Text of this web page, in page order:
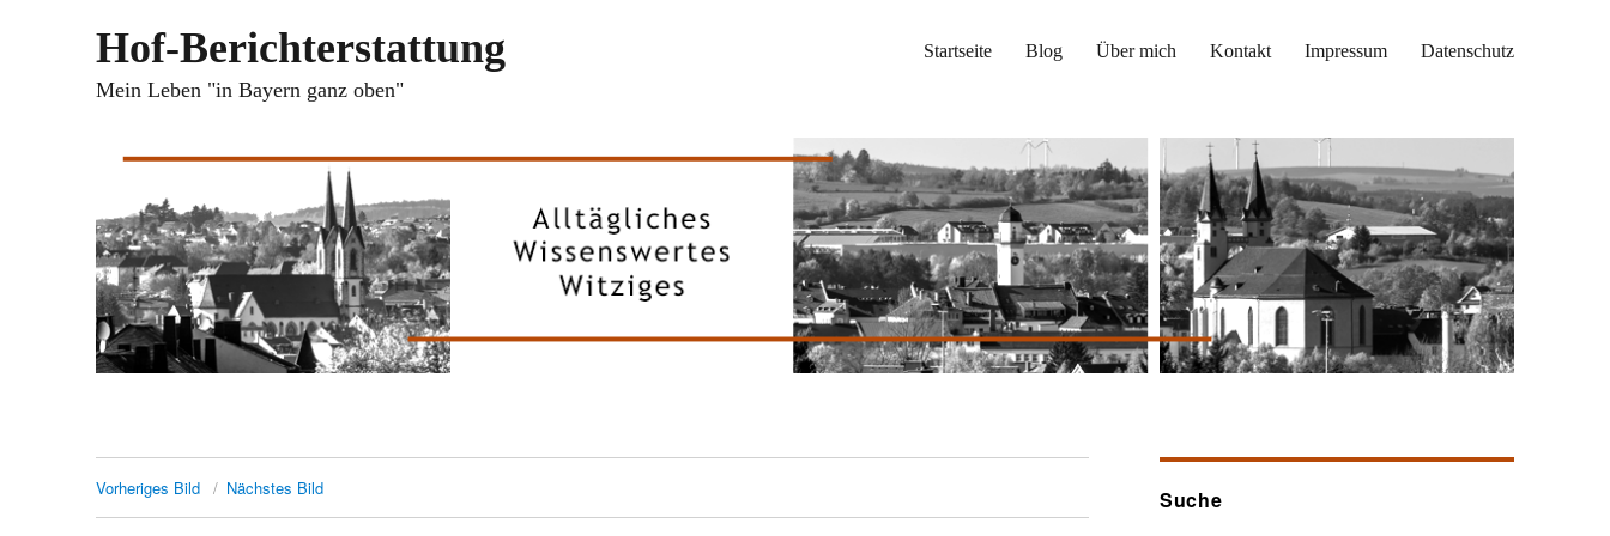
Hof-Berichterstattung
Mein Leben "in Bayern ganz oben"
Startseite Blog Über mich Kontakt Impressum Datenschutz
Vorheriges Bild Nächstes Bild Suche